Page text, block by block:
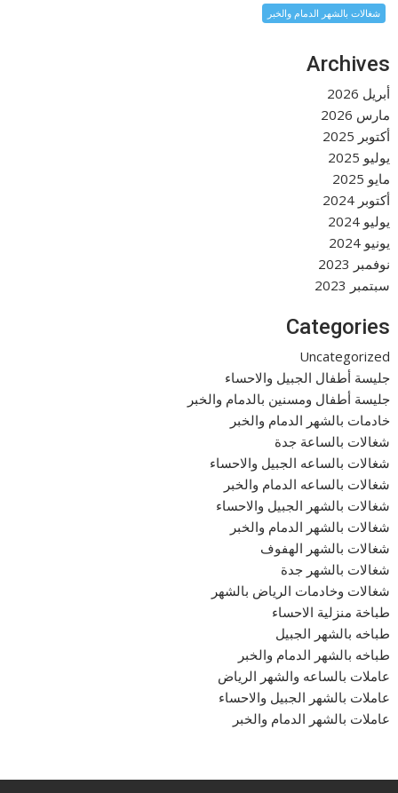
شغالات بالشهر الدمام والخبر
Archives
أبريل 2026
مارس 2026
أكتوبر 2025
يوليو 2025
مايو 2025
أكتوبر 2024
يوليو 2024
يونيو 2024
نوفمبر 2023
سبتمبر 2023
Categories
Uncategorized
جليسة أطفال الجبيل والاحساء
جليسة أطفال ومسنين بالدمام والخبر
خادمات بالشهر الدمام والخبر
شغالات بالساعة جدة
شغالات بالساعه الجبيل والاحساء
شغالات بالساعه الدمام والخبر
شغالات بالشهر الجبيل والاحساء
شغالات بالشهر الدمام والخبر
شغالات بالشهر الهفوف
شغالات بالشهر جدة
شغالات وخادمات الرياض بالشهر
طباخة منزلية الاحساء
طباخه بالشهر الجبيل
طباخه بالشهر الدمام والخبر
عاملات بالساعه والشهر الرياض
عاملات بالشهر الجبيل والاحساء
عاملات بالشهر الدمام والخبر